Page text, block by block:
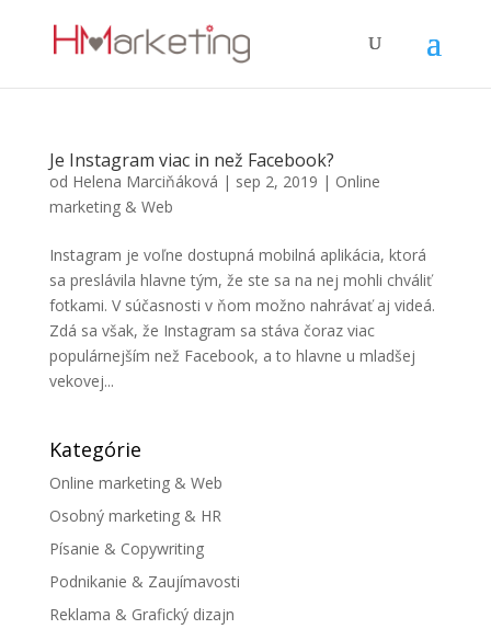
Je Instagram viac in než Facebook?
od Helena Marciňáková | sep 2, 2019 | Online
marketing & Web
Instagram je voľne dostupná mobilná aplikácia, ktorá
sa preslávila hlavne tým, že ste sa na nej mohli chváliť
fotkami. V súčasnosti v ňom možno nahrávať aj videá.
Zdá sa však, že Instagram sa stáva čoraz viac
populárnejším než Facebook, a to hlavne u mladšej
vekovej...
Kategórie
Online marketing & Web
Osobný marketing & HR
Písanie & Copywriting
Podnikanie & Zaujímavosti
Reklama & Grafický dizajn